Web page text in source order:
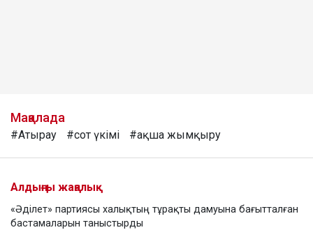
Мақалада
#Атырау #сот үкімі #ақша жымқыру
Алдыңғы жаңалық
«Әділет» партиясы халықтың тұрақты дамуына бағытталған
бастамаларын таныстырды